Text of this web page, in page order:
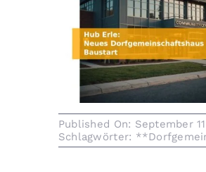
Hub Erle: Neues
Dorfgemeinschaftshaus
Baustart
Published On: September
Schlagwörter: